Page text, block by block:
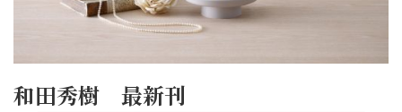
和田秀樹 最新刊